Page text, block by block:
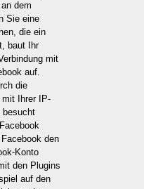
dem
Sie eine
die ein
baut Ihr
mit
auf.
die
Ihrer IP-
besucht
den
Konto
den Plugins
auf den